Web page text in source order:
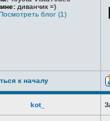
диванчик =)
блог (1)
к началу
kot_